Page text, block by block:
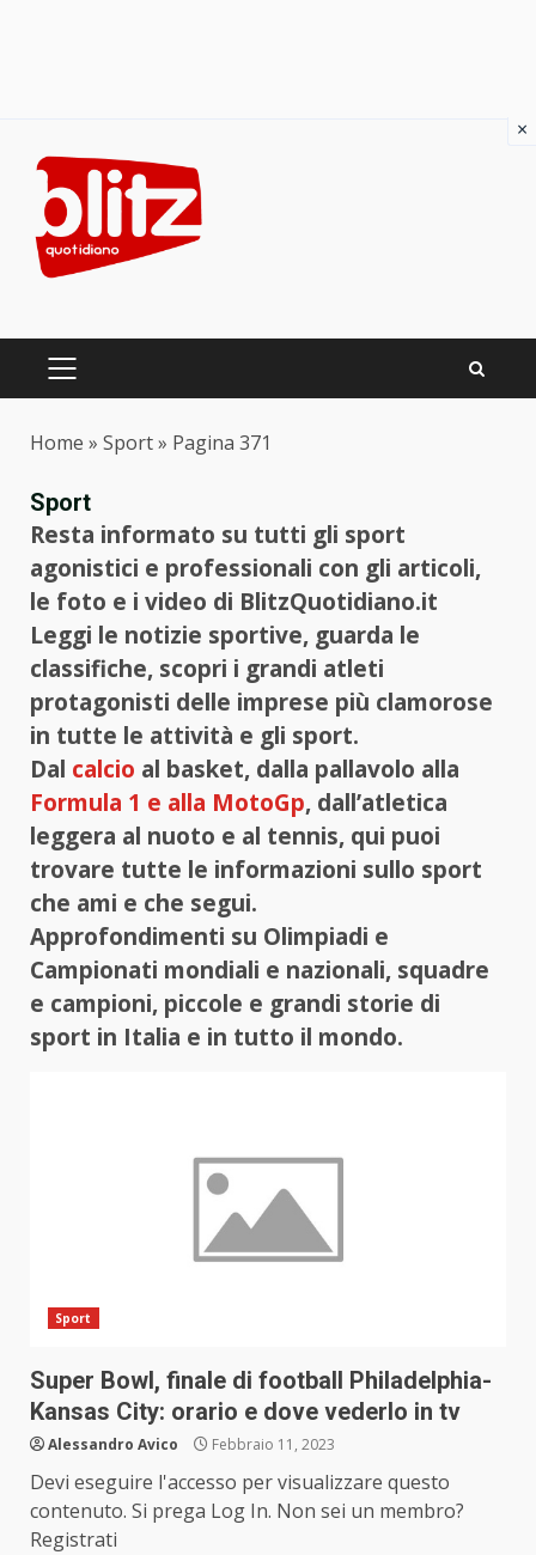
content
PRIMARY
Home » Sport» Pagina 371
Sport
Resta informato su tutti gli sport
agonistici e professionali con gli articoli,
le foto e i video di BlitzQuotidiano.it
Leggi le notizie sportive, guarda le
classifiche, scopri i grandi atleti
protagonisti delle imprese più clamorose
in tutte le attività e gli sport.
Dal calcio al basket, dalla pallavolo alla
Formula 1 e alla MotoGp, dall’atletica
leggera al nuoto e al tennis, qui puoi
trovare tutte le informazioni sullo sport
che ami e che segui.
Approfondimenti su Olimpiadi e
Campionati mondiali e nazionali, squadre
e campioni, piccole e grandi storie di
sport in Italia e in tutto il mondo.
Sport
Super Bowl, finale di football Philadelphia-
Kansas City: orario e dove vederlo in tv
Alessandro Avico Febbraio 11, 2023
Devi eseguire l'accesso per visualizzare questo
contenuto. Si prega Log In. Non sei un membro?
Registrati
×